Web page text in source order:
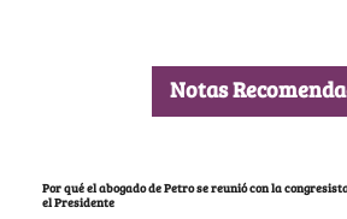
Notas
Por qué el abogado de Petro se reunió con la
el Presidente